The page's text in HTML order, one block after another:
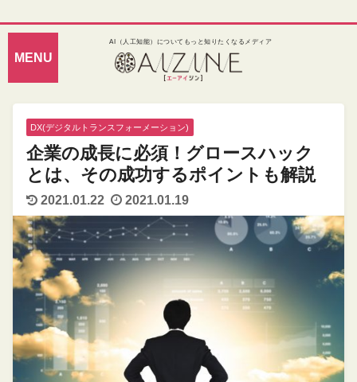
AI（人工知能）についてもっと知りたくなるメディア
DX(デジタルトランスフォーメーション)
企業の成長に必須！グロースハック
とは、その成功するポイントも解説
2021.01.22 2021.01.19